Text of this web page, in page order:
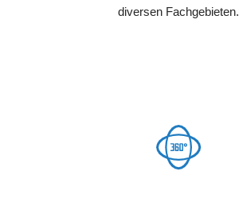
diversen Fachgebieten.